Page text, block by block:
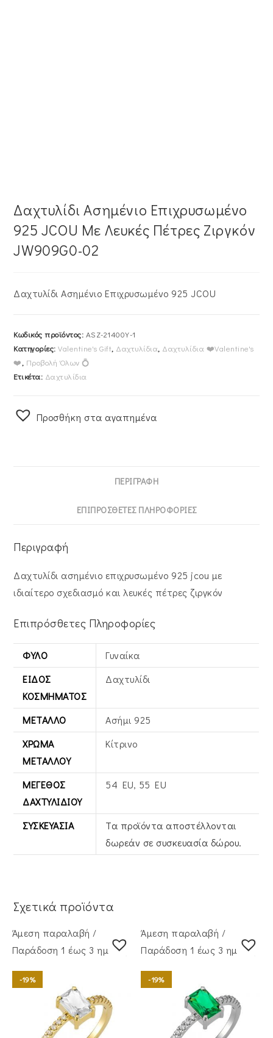
Δαχτυλίδι Ασημένιο Επιχρυσωμένο
925 JCOU Με Λευκές Πέτρες Ζιργκόν
JW909G0-02
Δαχτυλίδι Ασημένιο Επιχρυσωμένο 925 JCOU
Κωδικός προϊόντος: ASZ-21400Y-1
Κατηγορίες:Valentine's Gift, Δαχτυλίδια, Δαχτυλίδια ❤️Valentine's
❤️, Προβολή Όλων 💍
Ετικέτα: Δαχτυλίδια
Προσθήκη στα αγαπημένα
ΠΕΡΙΓΡΑΦΉ
ΕΠΙΠΡΌΣΘΕΤΕΣ ΠΛΗΡΟΦΟΡΊΕΣ
Περιγραφή
Δαχτυλίδι ασημένιο επιχρυσωμένο 925 jcou με
ιδιαίτερο σχεδιασμό και λευκές πέτρες ζιργκόν
Επιπρόσθετες Πληροφορίες
ΦΎΛΟ
Γυναίκα
ΕΊΔΟΣ
ΚΟΣΜΉΜΑΤΟΣ
Δαχτυλίδι
ΜΈΤΑΛΛΟ
Ασήμι 925
ΧΡΏΜΑ
ΜΕΤΆΛΛΟΥ
Κίτρινο
ΜΈΓΕΘΟΣ
ΔΑΧΤΥΛΙΔΙΟΎ
54 EU, 55 EU
ΣΥΣΚΕΥΑΣΊΑ
Τα προϊόντα αποστέλλονται
δωρεάν σε συσκευασία δώρου.
Σχετικά προϊόντα
Άμεση παραλαβή /
Παράδoση 1 έως 3 ημέρες
-19%
Άμεση παραλαβή /
Παράδoση 1 έως 3 ημέρες
-19%